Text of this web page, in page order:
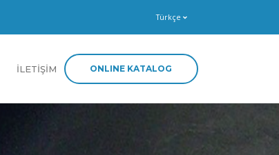
Türkçe
İLETİŞİM ONLINE KATALOG